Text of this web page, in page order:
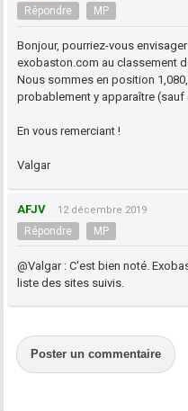
Répondre MP
Bonjour, pourriez-vous
exobaston.com au classement
Nous sommes en position
probablement y apparaître (sauf
En vous remerciant !
Valgar
AFJV 12 décembre 2019
Répondre MP
@Valgar : C'est bien noté.
liste des sites suivis.
Poster un commentaire